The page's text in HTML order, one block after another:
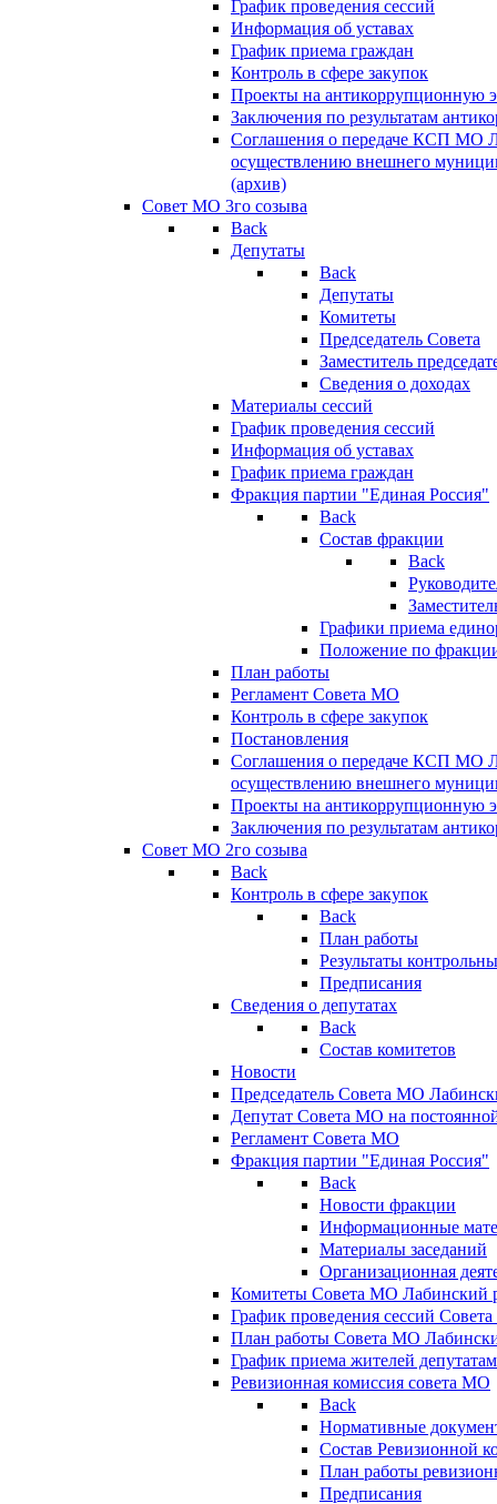
График проведения сессий
Информация об уставах
График приема граждан
Контроль в сфере закупок
Проекты на антикоррупционную
Заключения по результатам
Соглашения о передаче КСП МО
осуществлению внешнего
(архив)
Совет МО 3го созыва
Back
Депутаты
Back
Депутаты
Комитеты
Председатель Совета
Заместитель
Сведения о доходах
Материалы сессий
График проведения сессий
Информация об уставах
График приема граждан
Фракция партии "Единая Россия"
Back
Состав фракции
Back
Графики приема
Положение по
План работы
Регламент Совета МО
Контроль в сфере закупок
Постановления
Соглашения о передаче КСП МО
осуществлению внешнего
Проекты на антикоррупционную
Заключения по результатам
Совет МО 2го созыва
Back
Контроль в сфере закупок
Back
План работы
Результаты
Предписания
Сведения о депутатах
Back
Состав комитетов
Новости
Председатель Совета МО
Депутат Совета МО на
Регламент Совета МО
Фракция партии "Единая Россия"
Back
Новости фракции
Информационные
Материалы заседаний
Организационная
Комитеты Совета МО Лабинский
График проведения сессий
План работы Совета МО
График приема жителей
Ревизионная комиссия совета МО
Back
Нормативные
Состав Ревизионной
План работы
Предписания